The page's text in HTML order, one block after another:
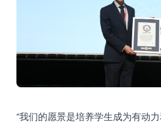
“我们的愿景是培养学生成为有动